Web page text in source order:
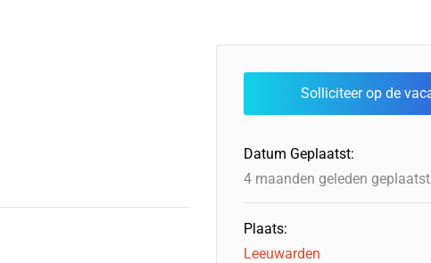
Datum Geplaatst:
4 maanden geleden geplaatst
Plaats:
Leeuwarden